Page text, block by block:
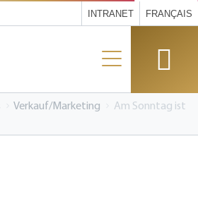
INTRANET FRANÇAIS
Verkauf/Marketing
Am Sonntag ist